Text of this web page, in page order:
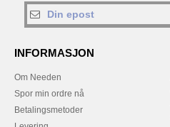
INFORMASJON
Om Needen
Spor min ordre nå
Betalingsmetoder